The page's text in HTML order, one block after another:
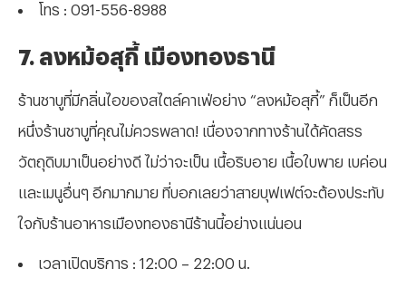
โทร : 091-556-8988
7. ลงหม้อสุกี้ เมืองทองธานี
ร้านชาบูที่มีกลิ่นไอของสไตล์คาเฟ่อย่าง “ลงหม้อสุกี้” ก็เป็นอีก
หนึ่งร้านชาบูที่คุณไม่ควรพลาด! เนื่องจากทางร้านได้คัดสรร
วัตถุดิบมาเป็นอย่างดี ไม่ว่าจะเป็น เนื้อริบอาย เนื้อใบพาย เบค่อน
และเมนูอื่นๆ อีกมากมาย ที่บอกเลยว่าสายบุฟเฟต์จะต้องประทับ
ใจกับร้านอาหารเมืองทองธานีร้านนี้อย่างแน่นอน
เวลาเปิดบริการ : 12:00 – 22:00 น.